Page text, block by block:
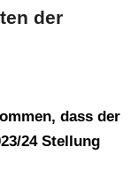
der
dass der
24 Stellung